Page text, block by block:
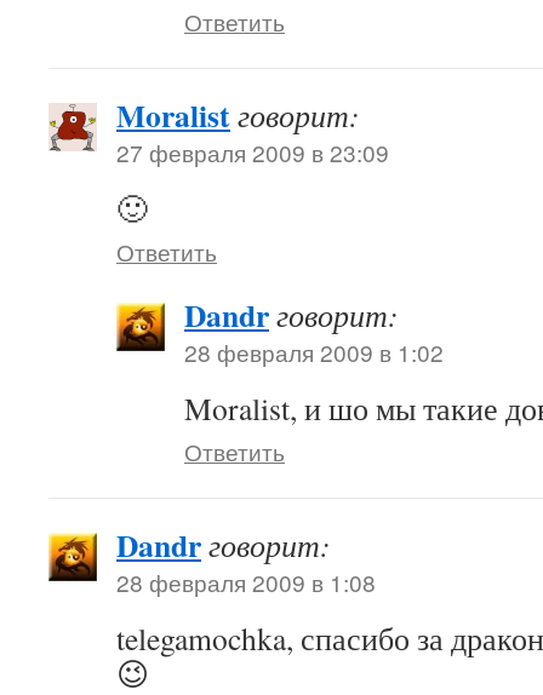
Ответить
Moralistговорит:
27 февраля 2009 в 23:09
🙂
Ответить
Dandrговорит:
28 февраля 2009 в 1:02
Moralist, и шо мы такие
Ответить
Dandrговорит:
28 февраля 2009 в 1:08
telegamochka, спасибо за
😉